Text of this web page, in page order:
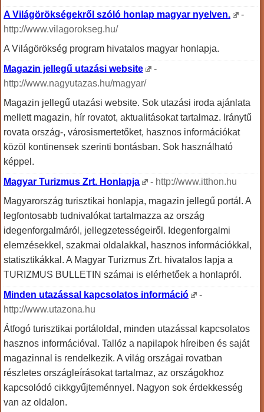
A Világörökségekről szóló honlap magyar nyelven.
-
http://www.vilagorokseg.hu/
A Világörökség program hivatalos magyar honlapja.
Magazin jellegű utazási website
-
http://www.nagyutazas.hu/magyar/
Magazin jellegű utazási website. Sok utazási iroda ajánlata
mellett magazin, hír rovatot, aktualitásokat tartalmaz. Iránytű
rovata ország-, városismertetőket, hasznos információkat
közöl kontinensek szerinti bontásban. Sok használható
képpel.
Magyar Turizmus Zrt. Honlapja
- http://www.itthon.hu
Magyarország turisztikai honlapja, magazin jellegű portál. A
legfontosabb tudnivalókat tartalmazza az ország
idegenforgalmáról, jellegzetességeiről. Idegenforgalmi
elemzésekkel, szakmai oldalakkal, hasznos információkkal,
statisztikákkal. A Magyar Turizmus Zrt. hivatalos lapja a
TURIZMUS BULLETIN számai is elérhetőek a honlapról.
Minden utazással kapcsolatos információ
-
http://www.utazona.hu
Átfogó turisztikai portáloldal, minden utazással kapcsolatos
hasznos információval. Tallóz a napilapok híreiben és saját
magazinnal is rendelkezik. A világ országai rovatban
részletes országleírásokat tartalmaz, az országokhoz
kapcsolódó cikkgyűjteménnyel. Nagyon sok érdekkesség
van az oldalon.